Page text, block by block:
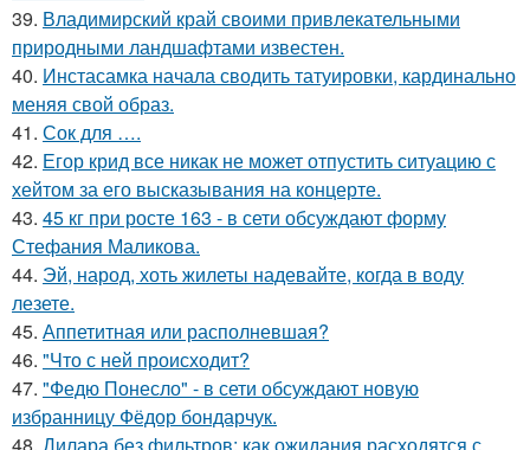
39. Владимирский край своими привлекательными
природными ландшафтами известен.
40. Инстасамка начала сводить татуировки, кардинально
меняя свой образ.
41. Сок для ….
42. Егор крид все никак не может отпустить ситуацию с
хейтом за его высказывания на концерте.
43. 45 кг при росте 163 - в сети обсуждают форму
Стефания Маликова.
44. Эй, народ, хоть жилеты надевайте, когда в воду
лезете.
45. Аппетитная или располневшая?
46. "Что с ней происходит?
47. "Федю Понесло" - в сети обсуждают новую
избранницу Фёдор бондарчук.